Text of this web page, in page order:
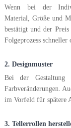
Wenn bei der
Material, Größe und
bestätigt und der
Folgeprozess schneller
2. Designmuster
Bei der Gestaltung
Farbveränderungen.
im Vorfeld für spätere
3. Tellerrollen